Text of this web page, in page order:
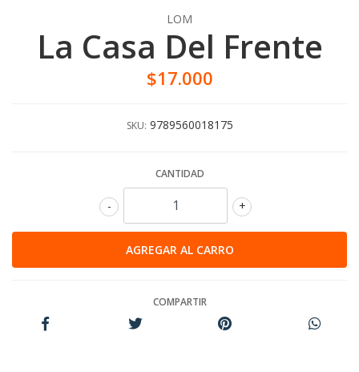
LOM
La Casa Del Frente
$17.000
SKU: 9789560018175
CANTIDAD
+
-
COMPARTIR